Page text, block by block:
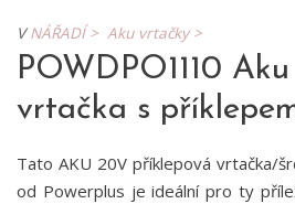
VNÁŘADÍ > Aku vrtačky >
POWDPO1110
vrtačka s
Tato AKU 20V příklepová vrtačka/
od Powerplus je ideální pro ty